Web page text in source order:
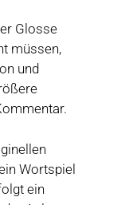
Glosse
müssen,
und
Wortspiel
ein